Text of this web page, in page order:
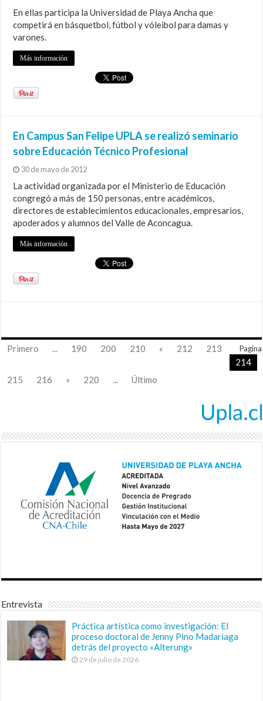
En ellas participa la Universidad de Playa Ancha que
competirá en básquetbol, fútbol y vóleibol para damas y
varones.
Más información
En Campus San Felipe UPLA se realizó seminario
sobre Educación Técnico Profesional
30 de mayo de 2012
La actividad organizada por el Ministerio de Educación
congregó a más de 150 personas, entre académicos,
directores de establecimientos educacionales, empresarios,
apoderados y alumnos del Valle de Aconcagua.
Más información
Pagina
Primero ... 190 200 210 « 212
213
214
215
216 » 220 ... Último
Entrevista
Práctica artística como investigación: El
proceso doctoral de Jenny Pino Madariaga
detrás del proyecto «Alterung»
29 de julio de 2026